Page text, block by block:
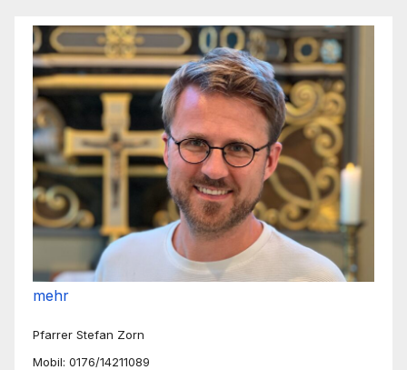
mehr
Pfarrer Stefan Zorn
Mobil: 0176/14211089